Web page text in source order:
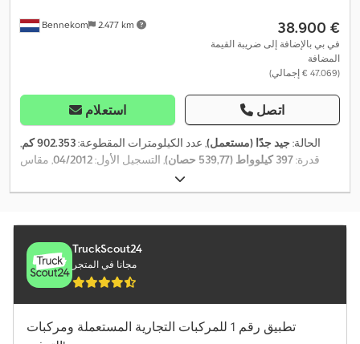
Bennekom 2.477 km ‏38.900 €
في بي بالإضافة إلى ضريبة القيمة
المضافة
(‏47.069 € إجمالي)
استعلام اتصل
الحالة:جيد جدًا (مستعمل), عدد الكيلومترات المقطوعة:902.353 كم
,
قدرة:397 كيلوواط (539,77 حصان) , التسجيل الأول:04/2012, مقاس
, عدد التروس:
16, تعليق:فولاذ-هواء, سنة الصنع:2012 , معدات:EBS (نظام المكابح
الهواء, تنظيم النوافذ الكهربائي, سبويلر, سخان التدفئة أثناء التوقف, قفل
التروس التفاضلية, قفل مركزي, مثبت السرعة, مرآة كهربائية, وسادة
هوائية, وصلات المقطورة
TruckScout24
مجانا في المتجر
تطبيق رقم 1 للمركبات التجارية المستعملة ومركبات